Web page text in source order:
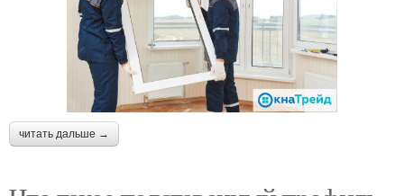
читать дальше →